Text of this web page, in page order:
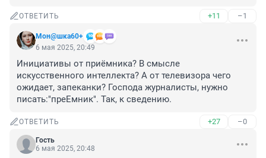
ОТВЕТИТЬ +11 –1
Мон@шка60+
6 мая 2025, 20:49
Инициативы от приёмника? В смысле
искусственного интеллекта? А от телевизора чего
ожидает, запеканки? Господа журналисты, нужно
писать:"преЕмник". Так, к сведению.
ОТВЕТИТЬ +27 –0
Гость
6 мая 2025, 20:48